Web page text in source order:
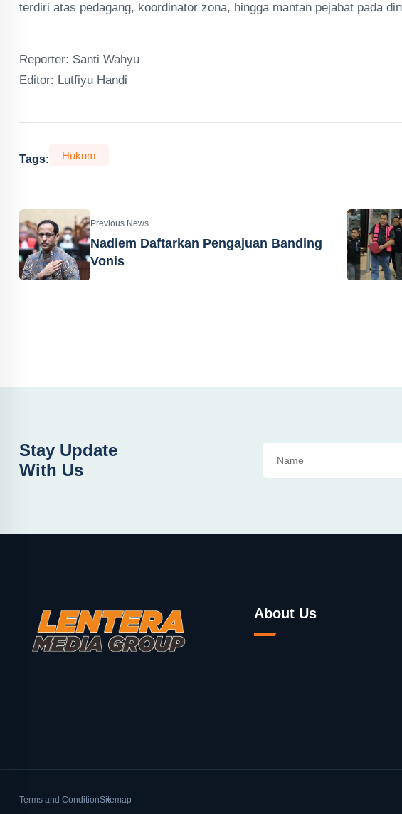
terdiri atas pedagang, koordinator zona, hingga mantan pejabat pada
Reporter: Santi Wahyu
Editor: Lutfiyu Handi
Tags: Hukum
Previous News
Nadiem Daftarkan Pengajuan Banding
Vonis
Stay Update
With Us
About Us
Terms and ConditionSitemap